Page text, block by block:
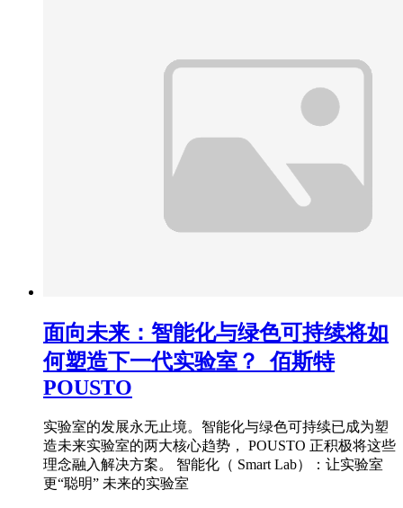
面向未来：智能化与绿色可持续将如
何塑造下一代实验室？_佰斯特
POUSTO
实验室的发展永无止境。智能化与绿色可持续已成为塑
造未来实验室的两大核心趋势， POUSTO 正积极将这些
理念融入解决方案。 智能化（ Smart Lab）：让实验室
更“聪明” 未来的实验室